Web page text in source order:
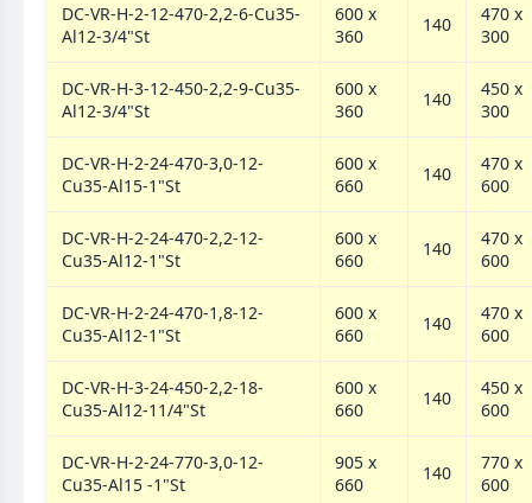
DC-VR-H-2-12-470-2,2-6-Cu35-
Al12-3/4"St
600 х
360
140
470 х
300
DC-VR-H-3-12-450-2,2-9-Cu35-
Al12-3/4"St
600 х
360
140
450 х
300
DC-VR-H-2-24-470-3,0-12-
Cu35-Al15-1"St
600 х
660
140
470 х
600
DC-VR-H-2-24-470-2,2-12-
Cu35-Al12-1"St
600 х
660
140
470 х
600
DC-VR-H-2-24-470-1,8-12-
Cu35-Al12-1"St
600 х
660
140
470 х
600
DC-VR-H-3-24-450-2,2-18-
Cu35-Al12-11/4"St
600 х
660
140
450 х
600
DC-VR-H-2-24-770-3,0-12-
Cu35-Al15 -1"St
905 х
660
140
770 х
600